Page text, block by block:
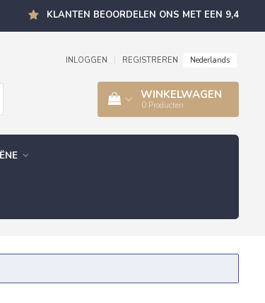
KLANTEN BEOORDELEN ONS MET EEN 9,4
INLOGGEN REGISTREREN Nederlands
WINKELWAGEN
0 Producten